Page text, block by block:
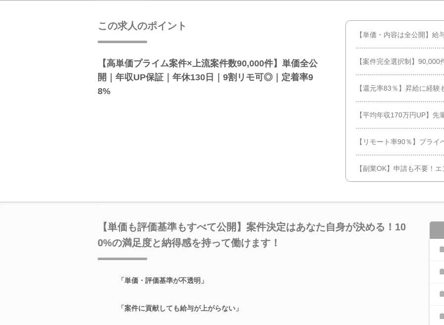
この求人のポイント
【高単価プライム案件×上流案件数90,000件】単価全公
開｜年収UP保証｜年休130日｜9割リモ可◎｜定着率9
8%
【単価・内容は全公開】
【案件完全選択制】
【還元率83％】昇給に経
【平均年収170万円UP】
【リモート率90％】プラ
【副業OK】申請も不要！
【単価も評価基準もすべて公開】案件決定はあなた自身が決める！10
0%の満足度と納得感を持って働けます！
「単価・評価基準が不透明」
「案件に貢献しても給与が上がらない」